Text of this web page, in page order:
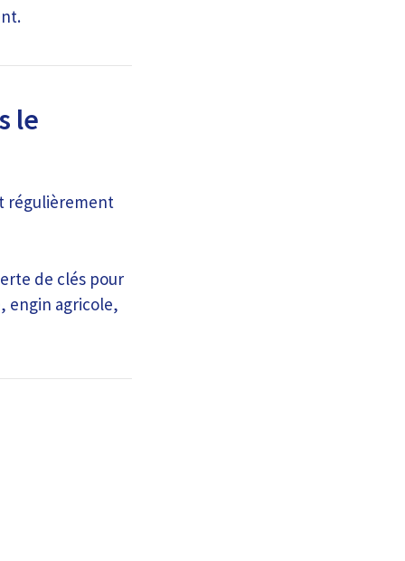
le
régulièrement
de clés pour
engin agricole,